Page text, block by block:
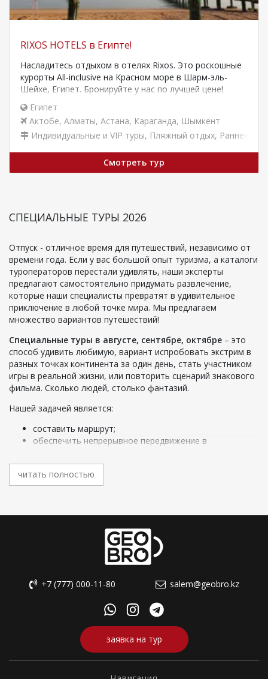
RIXOS HOTELS в Египте!
Насладитесь отдыхом в отелях Rixos. Это роскошные
курорты All-inclusive на Красном море в Шарм-эль-
Шейхе, Египет. Бронируйте у нас по лучшей цене!
Рекомендуемые отели
Египет
Актобе, Алматы, Астана, Караганда, Шымкент
Индивидуальные и VIP туры, Пляжный отдых, Раннее
Смотреть тур
СПЕЦИАЛЬНЫЕ ТУРЫ 2026
Отпуск - отличное время для путешествий, независимо от
времени года. Если у вас большой опыт туризма, а каталоги
туроператоров перестали удивлять, наши эксперты
предлагают самостоятельно придумать развлечение,
которые наши специалисты превратят в удивительное
приключение в любой точке мира. Мы предлагаем
множество вариантов путешествий!
Специальные туры в августе, сентябре, октябре – это
способ удивить любимую, вариант испробовать экстрим в
разных точках континента за один день, стать участником
игры в реальной жизни, или повторить сценарий знакового
фильма. Сколько людей, столько фантазий.
Нашей задачей является:
составить маршрут;
обеспечить непрерывное передвижение в
оформить визы (шенген виза
Китай);
обеспечить жилье и питание нужного качества.
искусство, рекорды, экология, природа. Благодаря
трендовым направлениям туризма, туристы могут оценить
прелести жизни в дикой природе, посетить самые крупные
в разных уголках Европы.
Альтернативный туризм включает индивидуально
организованные туры для знакомства с местной культурой
и состоянием окружающей среды. Бизнес – тур
предназначен для проведения деловых операций,
посещения встреч, семинаров или конференций. Цель
делового туризма в основном профессиональная.
Культурный отдых имеет цель вжиться в историю чужой
читать полностью
+7 (777) 000-11-80 salem@geobro.kz
заявка на тур